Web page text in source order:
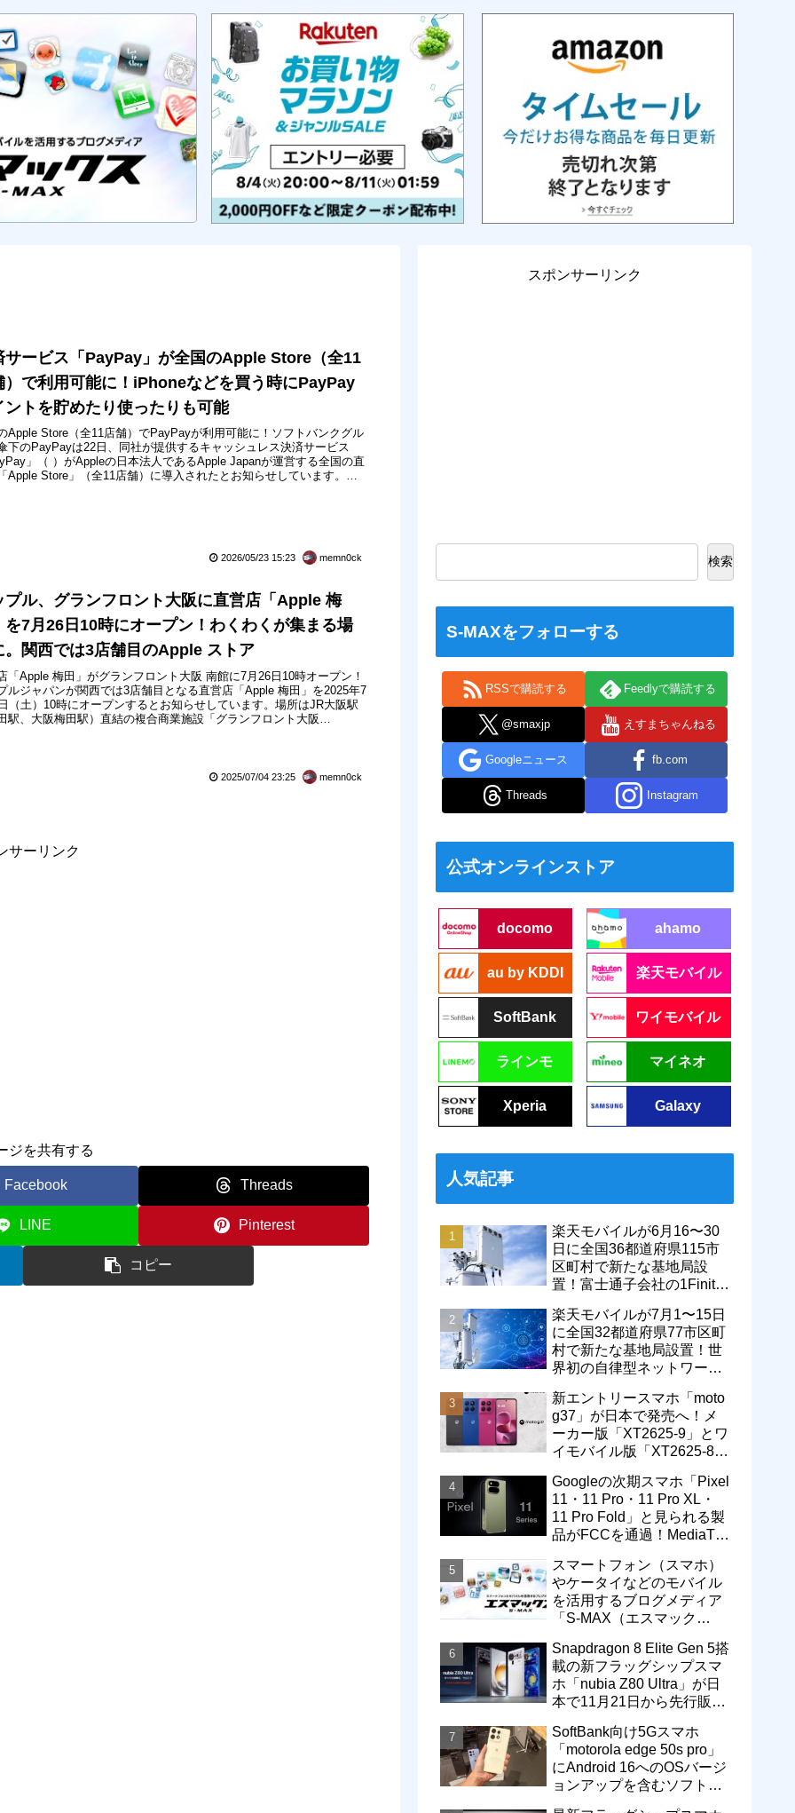
サービス「PayPay」が全国のApple Store（全11
）で利用可能に！iPhoneなどを買う時にPayPay
ントを貯めたり使ったりも可能
Apple Store（全11店舗）でPayPayが利用可能に！ソフトバンクグル
下のPayPayは22日、同社が提供するキャッシュレス決済サービス
」（ ）がAppleの日本法人であるApple Japanが運営する全国の直
Apple Store」（全11店舗）に導入されたとお知らせしています。こ
2026/05/23 15:23 memn0ck
プル、グランフロント大阪に直営店「Apple 梅
を7月26日10時にオープン！わくわくが集まる場
。関西では3店舗目のApple ストア
「Apple 梅田」がグランフロント大阪 南館に7月26日10時オープン！
ルジャパンが関西では3店舗目となる直営店「Apple 梅田」を2025年7
（土）10時にオープンするとお知らせしています。場所はJR大阪駅
田駅、大阪梅田駅）直結の複合商業施設「グランフロント大阪
2025/07/04 23:25 memn0ck
サーリンク
ジを共有する
Facebook Threads
LINE Pinterest
コピー
スポンサーリンク
検索
S-MAXをフォローする
RSSで購読する Feedlyで購読する
@smaxjp えすまちゃんねる
Googleニュース fb.com
Threads Instagram
公式オンラインストア
docomo ahamo
au by KDDI 楽天モバイル
SoftBank ワイモバイル
ラインモ マイネオ
Xperia Galaxy
人気記事
楽天モバイルが6月16〜30
日に全国36都道府県115市
区町村で新たな基地局設
置！富士通子会社の1Finity
エリアが拡大
楽天モバイルが7月1〜15日
に全国32都道府県77市区町
村で新たな基地局設置！世
界初の自律型ネットワーク
通信品質も改善
新エントリースマホ「moto
g37」が日本で発売へ！メ
ーカー版「XT2625-9」とワ
イモバイル版「XT2625-8」
Googleの次期スマホ「Pixel
11・11 Pro・11 Pro XL・
11 Pro Fold」と見られる製
品がFCCを通過！MediaTek
スマートフォン（スマホ）
やケータイなどのモバイル
を活用するブログメディア
「S-MAX（エスマック
Snapdragon 8 Elite Gen 5搭
載の新フラッグシップスマ
ホ「nubia Z80 Ultra」が日
本で11月21日から先行販
SoftBank向け5Gスマホ
「motorola edge 50s pro」
にAndroid 16へのOSバージ
ョンアップを含むソフトウ